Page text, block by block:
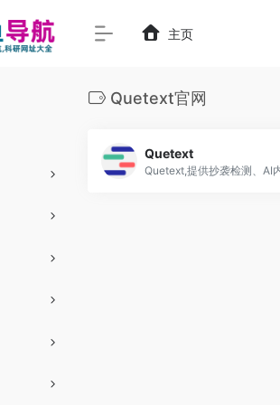
主页
Quetext官网
Quetext